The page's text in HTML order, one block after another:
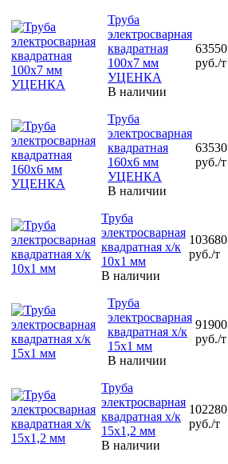
Труба
электросварная
квадратная
100х7 мм
УЦЕНКА
В наличии
63550
руб./т
Труба
электросварная
квадратная
160х6 мм
УЦЕНКА
В наличии
63530
руб./т
Труба
электросварная
квадратная х/к
10х1 мм
В наличии
103680
руб./т
Труба
электросварная
квадратная х/к
15х1 мм
В наличии
91900
руб./т
Труба
электросварная
квадратная х/к
15х1,2 мм
В наличии
102280
руб./т